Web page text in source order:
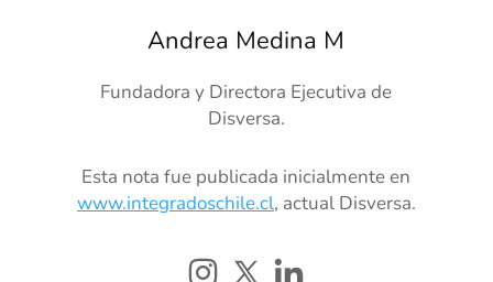
Andrea Medina M
Fundadora y Directora Ejecutiva de
Disversa.
Esta nota fue publicada inicialmente en
www.integradoschile.cl, actual Disversa.